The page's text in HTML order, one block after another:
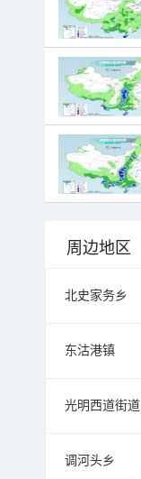
周边地区
北史家务乡
东沽港镇
光明西道街道
调河头乡